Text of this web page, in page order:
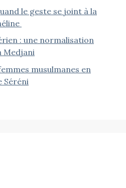
le geste se joint à la
: une normalisation
Medjani
musulmanes en
Séréni